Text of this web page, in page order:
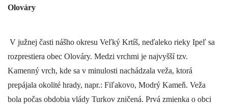
Olováry
V južnej časti nášho okresu Veľký Krtíš, neďaleko rieky Ipeľ sa
rozprestiera obec Olováry. Medzi vrchmi je najvyšší tzv.
Kamenný vrch, kde sa v minulosti nachádzala veža, ktorá
prepájala okolité hrady, napr.: Fiľakovo, Modrý Kameň. Veža
bola počas obdobia vlády Turkov zničená. Prvá zmienka o obci